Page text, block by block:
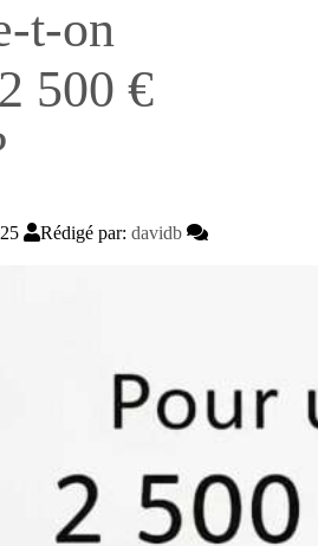
t-on
500 €
Rédigé par: davidb